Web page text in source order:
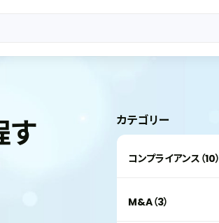
す
カテゴリー
コンプライアンス（10）
M&A（3）